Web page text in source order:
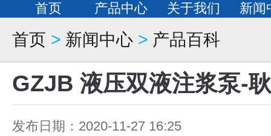
首页 产品中心 关于我们 新闻
首页 > 新闻中心 > 产品百科
GZJB 液压双液注浆泵-
发布日期：2020-11-27 16:25